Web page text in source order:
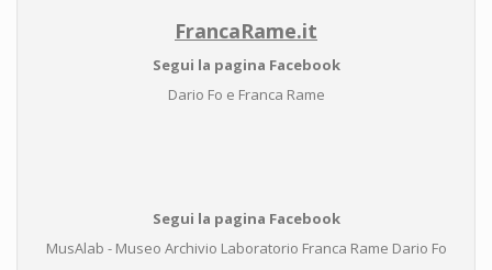
FrancaRame.it
Segui la pagina Facebook
Dario Fo e Franca Rame
Segui la pagina Facebook
MusAlab - Museo Archivio Laboratorio Franca Rame Dario Fo